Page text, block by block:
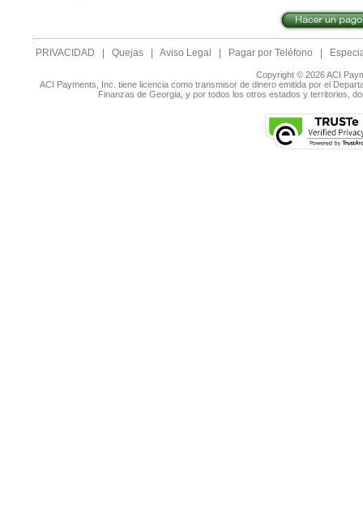
PRIVACIDAD Quejas Aviso Legal Pagar por Teléfono
Copyright © 2026 ACI
ACI Payments, Inc. tiene licencia como transmisor de dinero emitida por el
Finanzas de Georgia, y por todos los otros estados y territorios,